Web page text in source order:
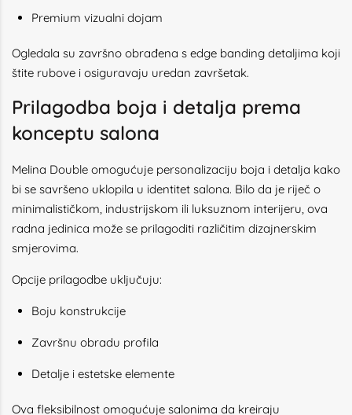
Premium vizualni dojam
Ogledala su završno obrađena s edge banding detaljima koji
štite rubove i osiguravaju uredan završetak.
Prilagodba boja i detalja prema
konceptu salona
Melina Double omogućuje personalizaciju boja i detalja kako
bi se savršeno uklopila u identitet salona. Bilo da je riječ o
minimalističkom, industrijskom ili luksuznom interijeru, ova
radna jedinica može se prilagoditi različitim dizajnerskim
smjerovima.
Opcije prilagodbe uključuju:
Boju konstrukcije
Završnu obradu profila
Detalje i estetske elemente
Ova fleksibilnost omogućuje salonima da kreiraju